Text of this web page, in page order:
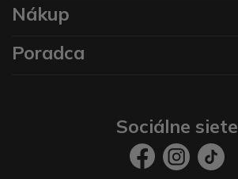
Nákup
Poradca
Sociálne siete